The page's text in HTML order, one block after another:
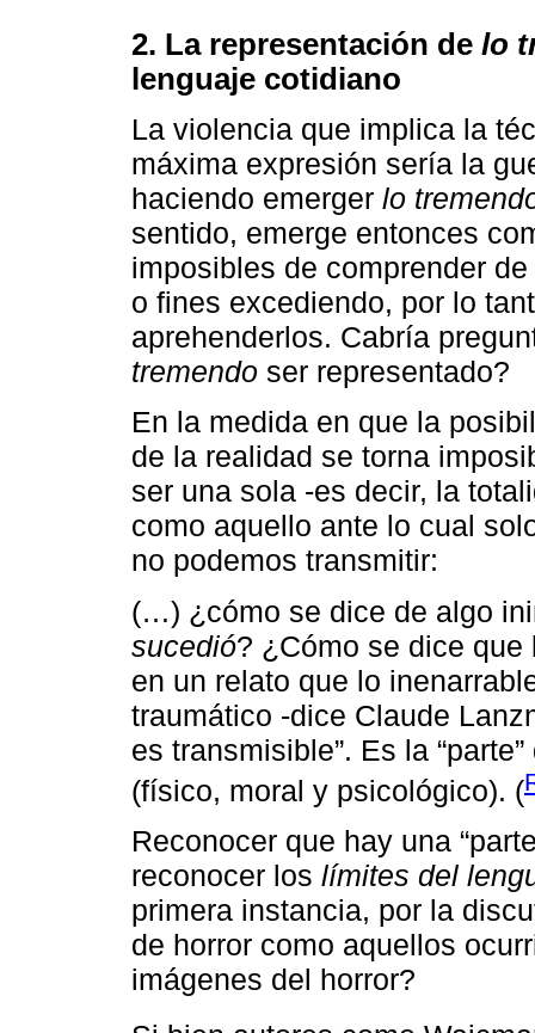
2. La representación de lo
lenguaje cotidiano
La violencia que implica la
máxima expresión sería la
haciendo emerger lo
sentido, emerge entonces
imposibles de comprender
o fines excediendo, por lo
aprehenderlos. Cabría
tremendo ser representado?
En la medida en que la
de la realidad se torna
ser una sola -es decir, la
como aquello ante lo cual
no podemos transmitir:
(…) ¿cómo se dice de algo
sucedió? ¿Cómo se dice
en un relato que lo
traumático -dice Claude
es transmisible”. Es la
(físico, moral y psicológico). (
Reconocer que hay una
reconocer los límites del
primera instancia, por la
de horror como aquellos
imágenes del horror?